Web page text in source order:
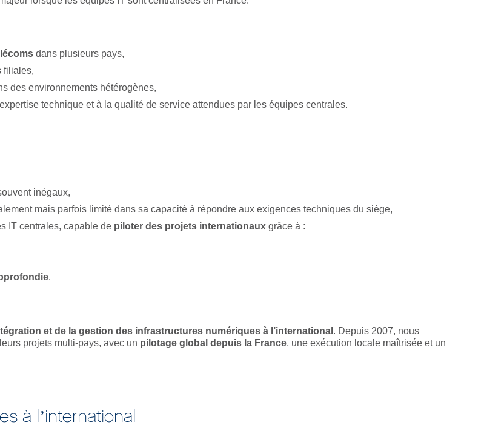
dans plusieurs pays,
filiales,
des environnements hétérogènes,
technique et à la qualité de service attendues par les équipes centrales.
inégaux,
mais parfois limité dans sa capacité à répondre aux exigences techniques du siège,
IT centrales, capable de piloter des projets internationaux grâce à :
.
et de la gestion des infrastructures numériques à l’international . Depuis 2007, nous
projets multi-pays, avec un pilotage global depuis la France, une exécution locale maîtrisée et un
à l’international